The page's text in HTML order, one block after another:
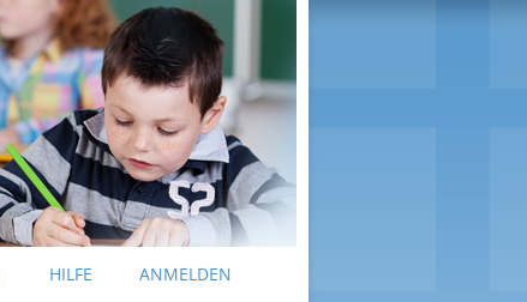
HILFE ANMELDEN